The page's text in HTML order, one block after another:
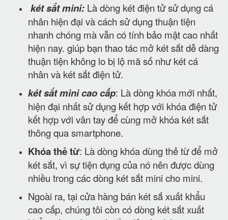
két sắt mini: Là dòng két điện tử sử dụng cá
nhân hiện đại và cách sử dụng thuận tiện
nhanh chóng mà vẫn có tính bảo mật cao nhất
hiện nay. giúp bạn thao tác mở két sắt dễ dàng
thuận tiện không lo bị lộ mã số như két cá
nhân và két sắt điện tử.
két sắt mini cao cấp: Là dòng khóa mới nhất,
hiện đại nhất sử dụng kết hợp với khóa điện tử
kết hợp với vân tay để cùng mở khóa két sắt
thông qua smartphone.
Khóa thẻ từ: Là dòng khóa dùng thẻ từ để mở
két sắt, vì sự tiện dụng của nó nên được dùng
nhiều trong các dòng két sắt mini cho mini.
Ngoài ra, tại cửa hàng bán két sắ xuất khẩu
cao cấp, chúng tôi còn có dòng két sắt xuất